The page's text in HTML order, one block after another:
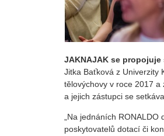
JAKNAJAK se propojuje
Jitka Baťková z Univerzity
tělovýchovy v roce 2017
a jejich zástupci se
„Na jednáních
poskytovatelů dotací či